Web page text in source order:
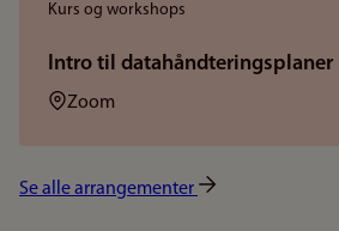
Kurs og workshops
Intro til datahåndteringsplaner
Sted:Zoom
Se alle arrangementer